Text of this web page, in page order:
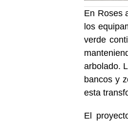
En Roses
los
verde
arbolado.
bancos y
esta
El